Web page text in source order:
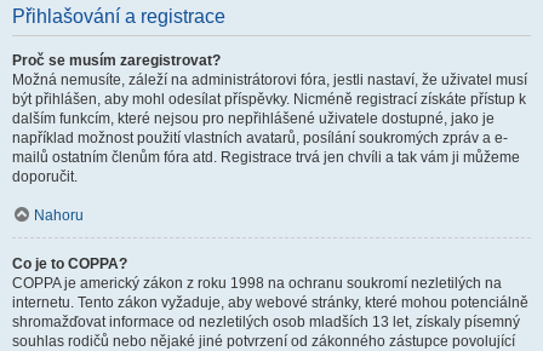
Přihlašování a registrace
Proč se musím zaregistrovat?
Možná nemusíte, záleží na administrátorovi fóra, jestli nastaví, že uživatel musí
být přihlášen, aby mohl odesílat příspěvky. Nicméně registrací získáte přístup k
dalším funkcím, které nejsou pro nepřihlášené uživatele dostupné, jako je
například možnost použití vlastních avatarů, posílání soukromých zpráv a e-
mailů ostatním členům fóra atd. Registrace trvá jen chvíli a tak vám ji můžeme
doporučit.
Nahoru
Co je to COPPA?
COPPA je americký zákon z roku 1998 na ochranu soukromí nezletilých na
internetu. Tento zákon vyžaduje, aby webové stránky, které mohou potenciálně
shromažďovat informace od nezletilých osob mladších 13 let, získaly písemný
souhlas rodičů nebo nějaké jiné potvrzení od zákonného zástupce povolující